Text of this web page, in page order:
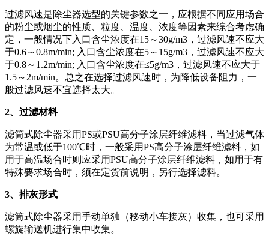
过滤风速是除尘器选型的关键参数之一，应根据不同应用场合
的粉尘或烟尘的性质、粒度、温度、浓度等因素来综合考虑确
定，一般情况下入口含尘浓度在15～30g/m3，过滤风速不应大
于0.6～0.8m/min; 入口含尘浓度在5～15g/m3，过滤风速不应大
于0.8～1.2m/min; 入口含尘浓度在≤5g/m3，过滤风速不应大于
1.5～2m/min。总之在选择过滤风速时，为降低设备阻力，一
般过滤风速不宜选择太大。
2、过滤材料
滤筒式除尘器采用PS或PSU高分子涂层纤维滤料，当过滤气体
为常温或低于100℃时，一般采用PS高分子涂层纤维滤料，如
用于高温场合时则应采用PSU高分子涂层纤维滤料，如用于有
特殊要求场合时，须在定货前说明，另行选择滤料。
3、排灰形式
滤筒式除尘器采用手动单独（移动小车接灰）收集，也可采用
螺旋输送机进行集中收集。